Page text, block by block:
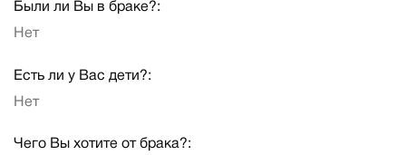
Были ли Вы в браке?:
Нет
Есть ли у Вас дети?:
Нет
Чего Вы хотите от брака?: